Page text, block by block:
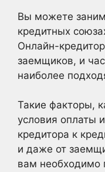
Вы можете
кредитных
Онлайн-
заемщиков, и
наиболее
Такие факторы,
условия оплаты
кредитора к
и даже от
вам необходимо